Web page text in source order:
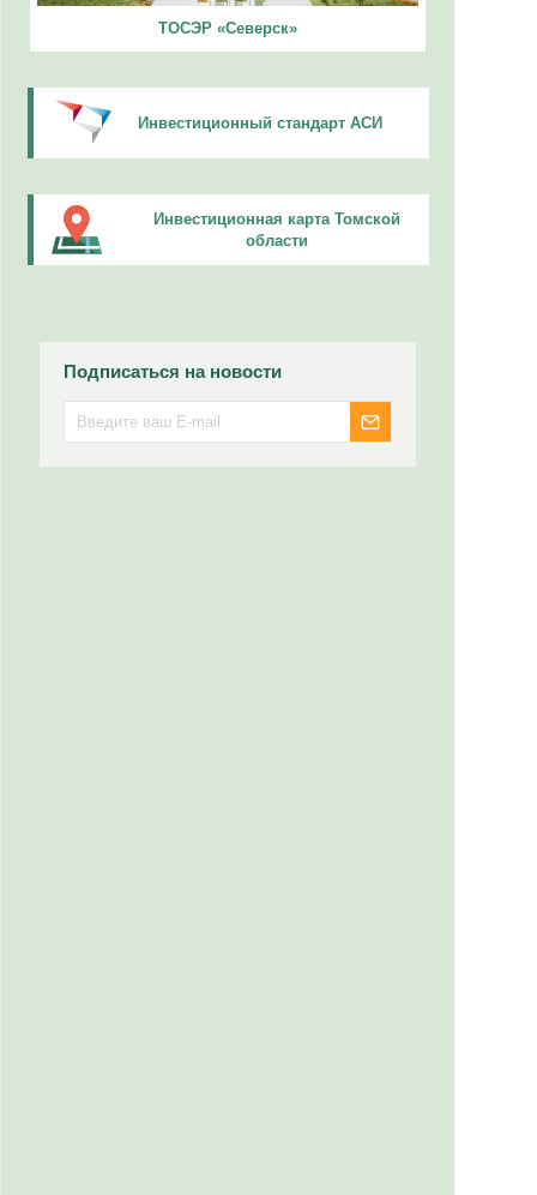
ТОСЭР «Северск»
Инвестиционный стандарт АСИ
Инвестиционная карта Томской
области
Подписаться на новости